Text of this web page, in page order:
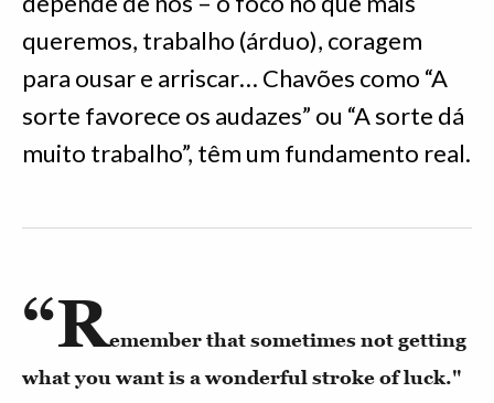
queremos, trabalho (árduo), coragem
para ousar e arriscar… Chavões como “A
sorte favorece os audazes” ou “A sorte dá
muito trabalho”, têm um fundamento real.
“Remember that sometimes not getting
what you want is a wonderful stroke of luck."